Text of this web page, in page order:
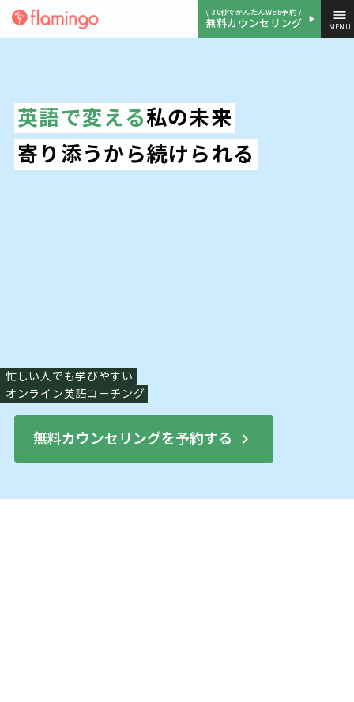
\ 30秒でかんたんWeb予約 /
無料カウンセリング play_arrow menu
MENU
英語で変える私の未来
寄り添うから続けられる
忙しい人でも学びやすい
オンライン英語コーチング
無料カウンセリングを予約する keyboard_arrow_right